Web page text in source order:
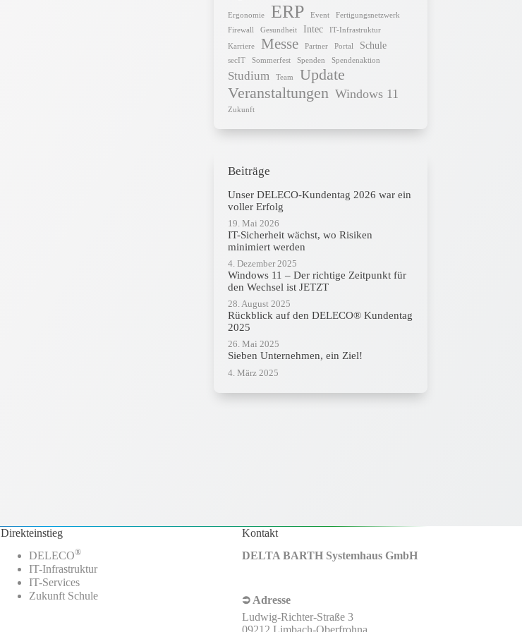
Ergonomie ERP Event
Fertigungsnetzwerk
Firewall
Gesundheit Intec IT-Infrastruktur
Karriere Messe Partner Portal Schule
secIT Sommerfest Spenden Spendenaktion
Studium Team
Update
Veranstaltungen Windows 11
Zukunft
Beiträge
Unser DELECO-Kundentag 2026 war ein
voller Erfolg
19. Mai 2026
IT-Sicherheit wächst, wo Risiken
minimiert werden
4. Dezember 2025
Windows 11 – Der richtige Zeitpunkt für
den Wechsel ist JETZT
28. August 2025
Rückblick auf den DELECO® Kundentag
2025
26. Mai 2025
Sieben Unternehmen, ein Ziel!
4. März 2025
Direkteinstieg
DELECO®
IT-Infrastruktur
IT-Services
Zukunft Schule
Kontakt
DELTA BARTH Systemhaus GmbH
⮊ Adresse
Ludwig-Richter-Straße 3